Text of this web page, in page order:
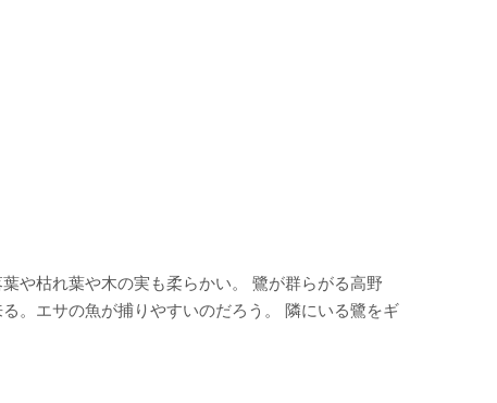
や枯れ葉や木の実も柔らかい。 鷺が群らがる高野
。エサの魚が捕りやすいのだろう。 隣にいる鷺をギ